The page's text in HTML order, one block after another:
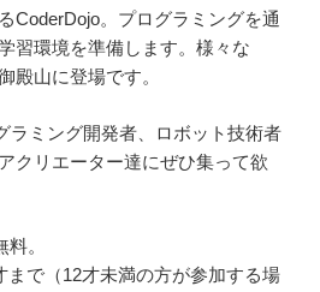
CoderDojo。プログラミングを通
習環境を準備します。様々な
殿山に登場です。
ラミング開発者、ロボット技術者
クリエーター達にぜひ集って欲
。
まで（12才未満の方が参加する場